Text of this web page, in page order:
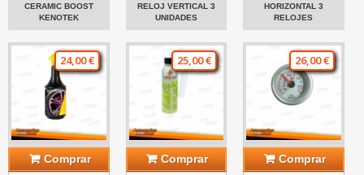
CERAMIC BOOST
KENOTEK
RELOJ VERTICAL 3
UNIDADES
HORIZONTAL 3
RELOJES
24,00 €
Comprar
25,00 €
Comprar
26,00 €
Comprar